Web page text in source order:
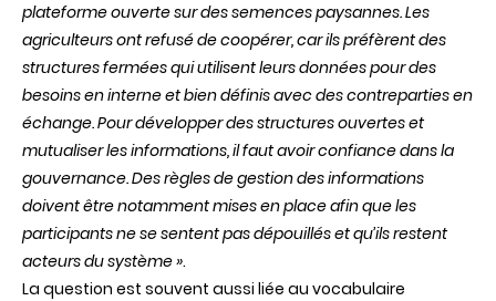
plateforme ouverte sur des semences paysannes. Les
agriculteurs ont refusé de coopérer, car ils préfèrent des
structures fermées qui utilisent leurs données pour des
besoins en interne et bien définis avec des contreparties en
échange. Pour développer des structures ouvertes et
mutualiser les informations, il faut avoir confiance dans la
gouvernance. Des règles de gestion des informations
doivent être notamment mises en place afin que les
participants ne se sentent pas dépouillés et qu’ils restent
acteurs du système ».
La question est souvent aussi liée au vocabulaire